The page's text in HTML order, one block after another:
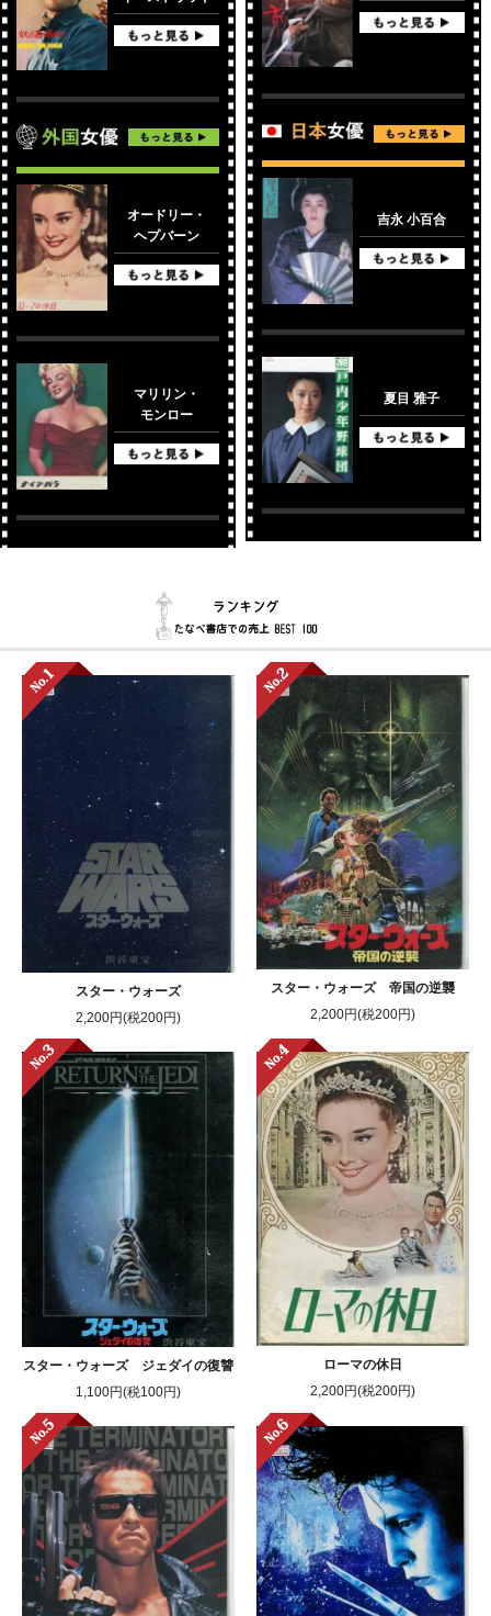
オードリー・
ヘプバーン
マリリン・
モンロー
吉永 小百合
夏目 雅子
スター・ウォーズ
2,200円(税200円)
スター・ウォーズ 帝国の逆襲
2,200円(税200円)
スター・ウォーズ ジェダイの復讐
1,100円(税100円)
ローマの休日
2,200円(税200円)